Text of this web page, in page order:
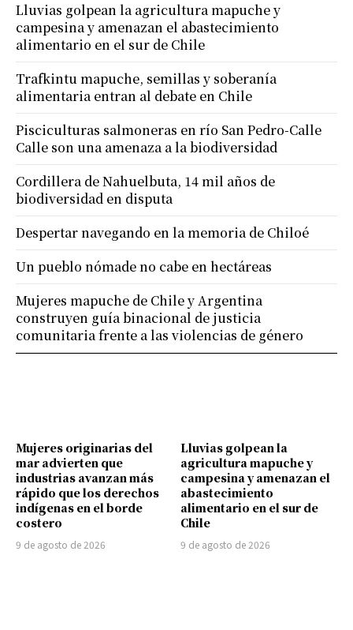
Mujeres originarias del
mar advierten que
industrias avanzan más
rápido que los derechos
indígenas en el borde
costero
9 de agosto de 2026
Lluvias golpean la
agricultura mapuche y
campesina y amenazan el
abastecimiento
alimentario en el sur de
Chile
9 de agosto de 2026
Lluvias golpean la agricultura mapuche y
campesina y amenazan el abastecimiento
alimentario en el sur de Chile
Trafkintu mapuche, semillas y soberanía
alimentaria entran al debate en Chile
Pisciculturas salmoneras en río San Pedro-Calle
Calle son una amenaza a la biodiversidad
Cordillera de Nahuelbuta, 14 mil años de
biodiversidad en disputa
Despertar navegando en la memoria de Chiloé
Un pueblo nómade no cabe en hectáreas
Mujeres mapuche de Chile y Argentina
construyen guía binacional de justicia
comunitaria frente a las violencias de género